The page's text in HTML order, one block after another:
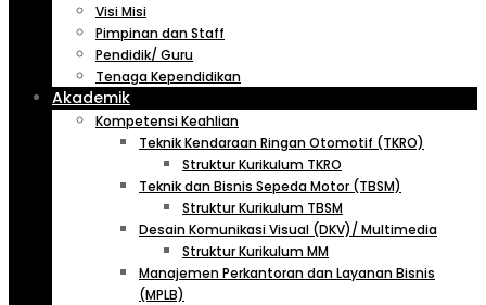
Visi Misi
Pimpinan dan Staff
Pendidik/ Guru
Tenaga Kependidikan
Akademik
Kompetensi Keahlian
Teknik Kendaraan Ringan Otomotif (TKRO)
Struktur Kurikulum TKRO
Teknik dan Bisnis Sepeda Motor (TBSM)
Struktur Kurikulum TBSM
Desain Komunikasi Visual (DKV)/ Multimedia
Struktur Kurikulum MM
Manajemen Perkantoran dan Layanan Bisnis
(MPLB)